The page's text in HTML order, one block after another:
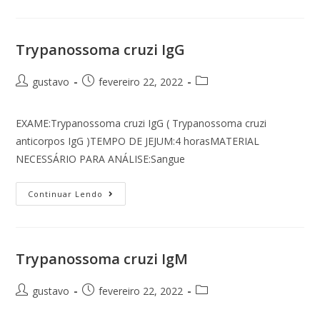
Trypanossoma cruzi IgG
gustavo fevereiro 22, 2022
EXAME:Trypanossoma cruzi IgG ( Trypanossoma cruzi
anticorpos IgG )TEMPO DE JEJUM:4 horasMATERIAL
NECESSÁRIO PARA ANÁLISE:Sangue
Continuar Lendo
Trypanossoma cruzi IgM
gustavo fevereiro 22, 2022